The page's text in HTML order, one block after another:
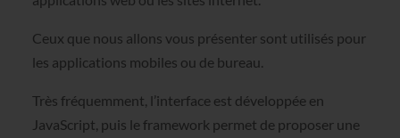
Ceux que nous allons vous présenter sont utilisés pour
les applications mobiles ou de bureau.
Très fréquemment, l’interface est développée en
JavaScript, puis le framework permet de proposer une